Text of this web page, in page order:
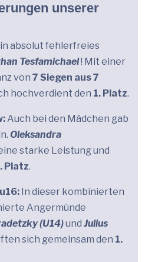
unserer
absolut fehlerfreies
Tesfamichael! Mit einer
von 7 Siegen aus 7
hochverdient den 1. Platz.
Auch bei den Mädchen gab
Oleksandra
starke Leistung und
Platz.
In dieser kombinierten
Angermünde
(U14)und Julius
sich gemeinsam den 1.